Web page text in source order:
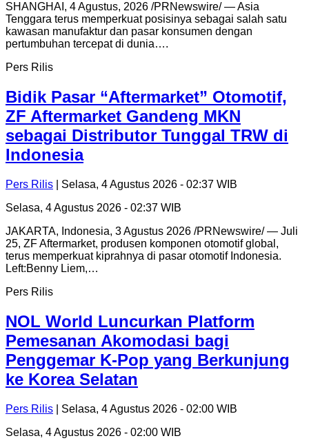
SHANGHAI, 4 Agustus, 2026 /PRNewswire/ — Asia
Tenggara terus memperkuat posisinya sebagai salah satu
kawasan manufaktur dan pasar konsumen dengan
pertumbuhan tercepat di dunia….
Pers Rilis
Bidik Pasar “Aftermarket” Otomotif,
ZF Aftermarket Gandeng MKN
sebagai Distributor Tunggal TRW di
Indonesia
Pers Rilis | Selasa, 4 Agustus 2026 - 02:37 WIB
Selasa, 4 Agustus 2026 - 02:37 WIB
JAKARTA, Indonesia, 3 Agustus 2026 /PRNewswire/ — Juli
25, ZF Aftermarket, produsen komponen otomotif global,
terus memperkuat kiprahnya di pasar otomotif Indonesia.
Left:Benny Liem,…
Pers Rilis
NOL World Luncurkan Platform
Pemesanan Akomodasi bagi
Penggemar K-Pop yang Berkunjung
ke Korea Selatan
Pers Rilis | Selasa, 4 Agustus 2026 - 02:00 WIB
Selasa, 4 Agustus 2026 - 02:00 WIB